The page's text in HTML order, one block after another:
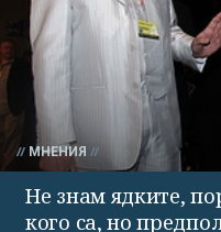
МНЕНИЯ
Не знам ядките,
кого са, но